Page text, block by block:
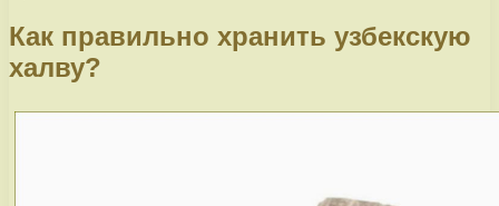
Как правильно хранить узбекскую
халву?